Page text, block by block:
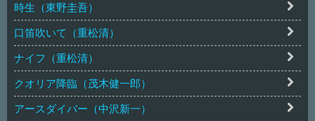
時生（東野圭吾）
口笛吹いて（重松清）
ナイフ（重松清）
クオリア降臨（茂木健一郎）
アースダイバー（中沢新一）